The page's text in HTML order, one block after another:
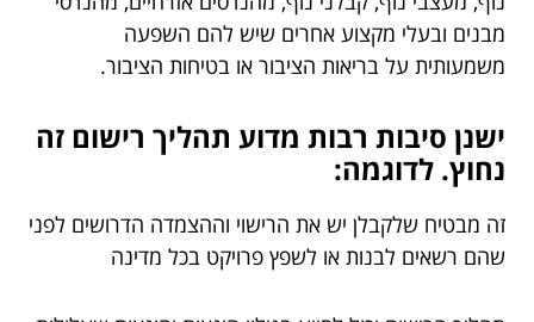
מבנים ובעלי מקצוע אחרים שיש להם השפעה
משמעותית על בריאות הציבור או בטיחות הציבור.
ישנן סיבות רבות מדוע תהליך רישום זה
נחוץ. לדוגמה:
זה מבטיח שלקבלן יש את הרישוי וההצמדה הדרושים לפני
שהם רשאים לבנות או לשפץ פרויקט בכל מדינה